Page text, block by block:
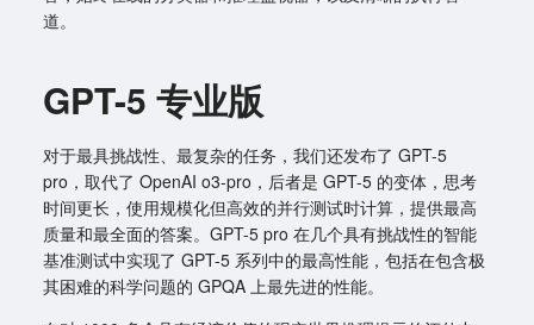
道。
GPT-5 专业版
对于最具挑战性、最复杂的任务，我们还发布了 GPT-5
pro，取代了 OpenAI o3-pro，后者是 GPT-5 的变体，思考
时间更长，使用规模化但高效的并行测试时计算，提供最高
质量和最全面的答案。GPT-5 pro 在几个具有挑战性的智能
基准测试中实现了 GPT-5 系列中的最高性能，包括在包含极
其困难的科学问题的 GPQA 上最先进的性能。